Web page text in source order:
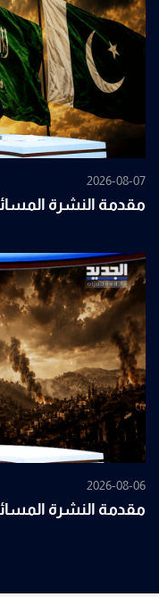
2026-08-07
مقدمة النشرة المسائية 07-08-
2026-08-06
مقدمة النشرة المسائية 06-08-